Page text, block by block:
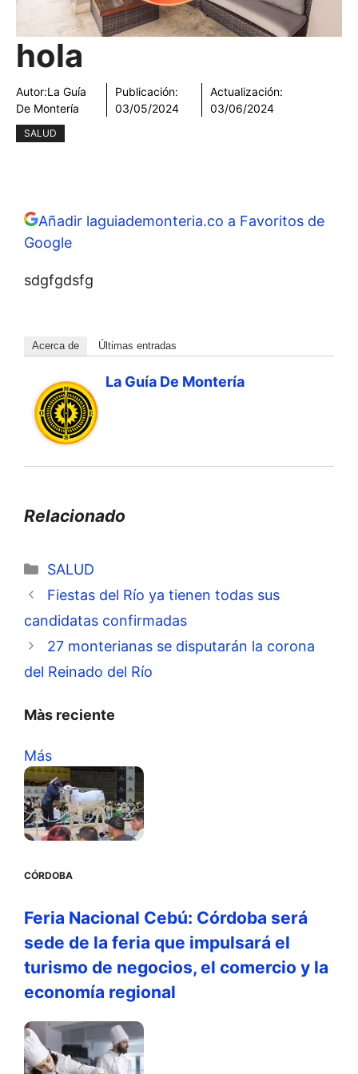
hola
Autor:La Guía
De Montería
Publicación:
03/05/2024
Actualización:
03/06/2024
SALUD
Añadir laguiademonteria.co a Favoritos de
Google
sdgfgdsfg
Acerca de Últimas entradas
La Guía De Montería
Relacionado
Categorías
SALUD
Fiestas del Río ya tienen todas sus
candidatas confirmadas
27 monterianas se disputarán la corona
del Reinado del Río
Màs reciente
Más
CÓRDOBA
Feria Nacional Cebú: Córdoba será
sede de la feria que impulsará el
turismo de negocios, el comercio y la
economía regional